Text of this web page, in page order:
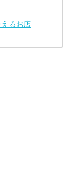
るお店